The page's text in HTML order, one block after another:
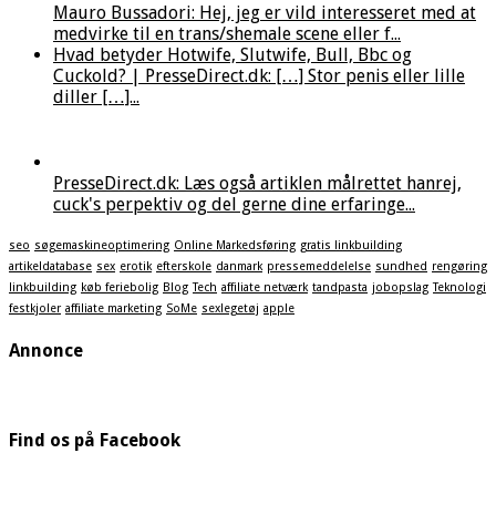
Mauro Bussadori: Hej, jeg er vild interesseret med at
medvirke til en trans/shemale scene eller f...
Hvad betyder Hotwife, Slutwife, Bull, Bbc og
Cuckold? | PresseDirect.dk: […] Stor penis eller lille
diller […]...
PresseDirect.dk: Læs også artiklen målrettet hanrej,
cuck's perpektiv og del gerne dine erfaringe...
seo søgemaskineoptimering Online Markedsføring gratis linkbuilding
artikeldatabase sex erotik efterskole danmark pressemeddelelse sundhed rengøring
linkbuilding køb feriebolig Blog Tech affiliate netværk tandpasta jobopslag Teknologi
festkjoler affiliate marketing SoMe sexlegetøj apple
Annonce
Find os på Facebook